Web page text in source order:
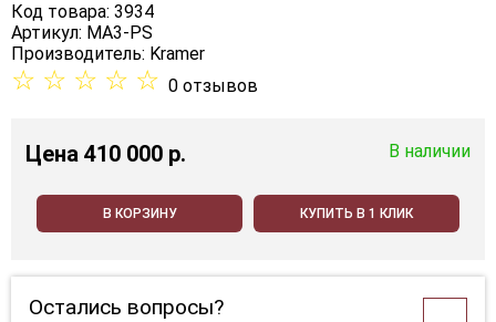
Код товара: 3934
Артикул: MA3-PS
Производитель: Kramer
☆ ☆ ☆ ☆ ☆ 0 отзывов
Цена 410 000 p. В наличии
В КОРЗИНУ КУПИТЬ В 1 КЛИК
Остались вопросы?